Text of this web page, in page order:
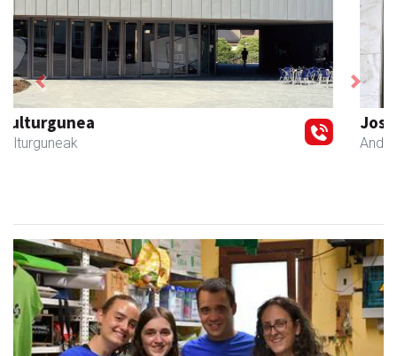
Joseba altzariak
Andoain - Altzariak
Previous Next